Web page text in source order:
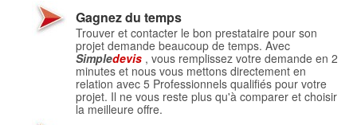
Gagnez du temps
Trouver et contacter le bon prestataire pour son
projet demande beaucoup de temps. Avec
Simpledevis , vous remplissez votre demande en 2
minutes et nous vous mettons directement en
relation avec 5 Professionnels qualifiés pour votre
projet. Il ne vous reste plus qu'à comparer et choisir
la meilleure offre.